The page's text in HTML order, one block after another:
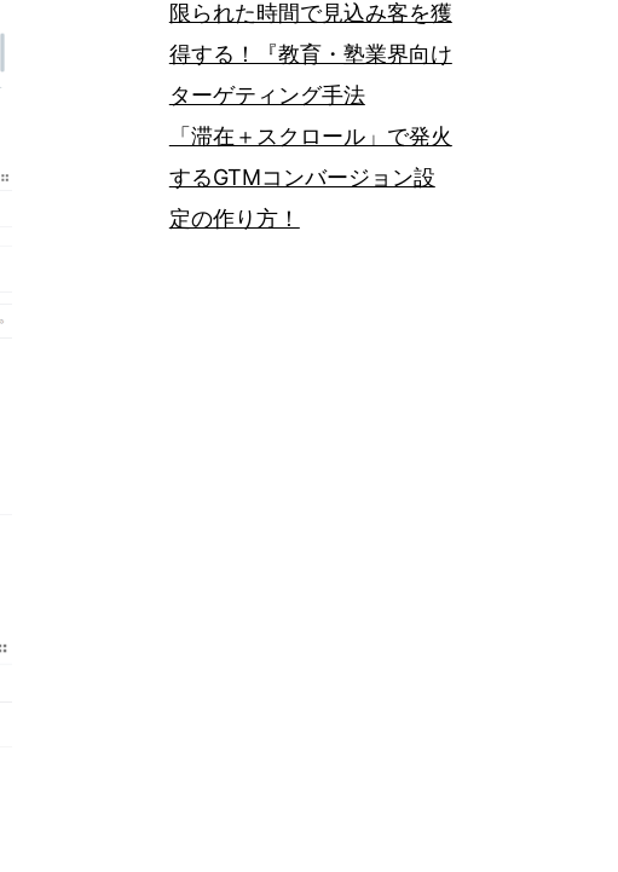
限られた時間で見込み客を獲
得する！『教育・塾業界向け
ターゲティング手法
「滞在＋スクロール」で発火
するGTMコンバージョン設
定の作り方！